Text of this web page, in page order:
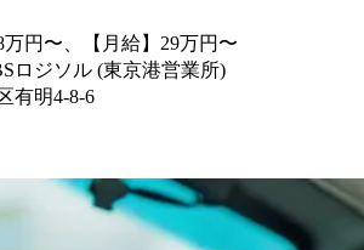
万円〜、【月給】29万円〜
ロジソル (東京港営業所)
有明4-8-6